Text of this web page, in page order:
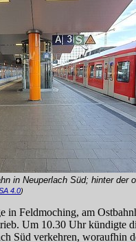
in Neuperlach Süd; hinter der
4.0)
in Feldmoching, am
Um 10.30 Uhr kündigte
Süd verkehren, woraufhin